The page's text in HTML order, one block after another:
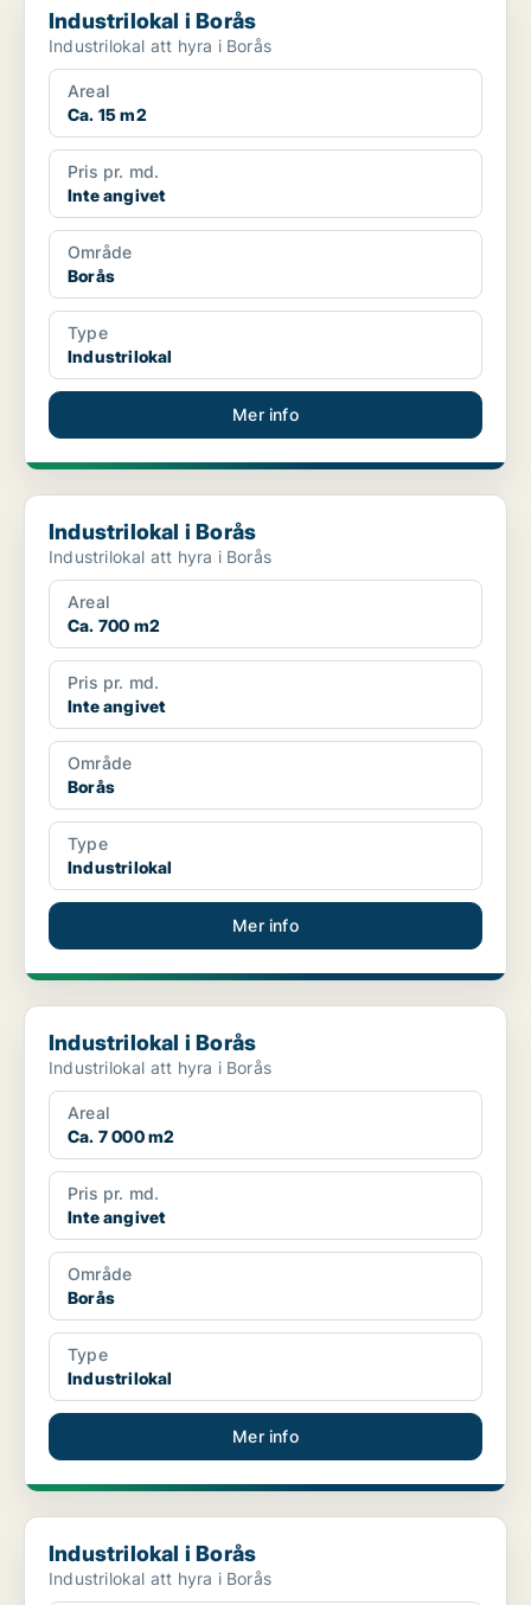
Industrilokal i Borås
Industrilokal att hyra i Borås
Areal
Ca. 15 m2
Pris pr. md.
Inte angivet
Område
Borås
Type
Industrilokal
Mer info
Industrilokal i Borås
Industrilokal i Borås
Industrilokal att hyra i Borås
Areal
Ca. 700 m2
Pris pr. md.
Inte angivet
Område
Borås
Type
Industrilokal
Mer info
Industrilokal i Borås
Industrilokal i Borås
Industrilokal att hyra i Borås
Areal
Ca. 7 000 m2
Pris pr. md.
Inte angivet
Område
Borås
Type
Industrilokal
Mer info
Industrilokal i Borås
Industrilokal i Borås
Industrilokal att hyra i Borås